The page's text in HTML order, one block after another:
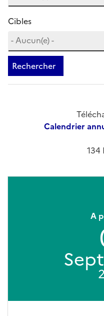
Cibles
Rechercher
Calendrier
134
A